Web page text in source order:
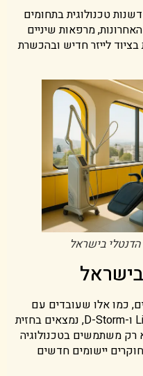
טכנולוגית בתחומים
מרפאות שיניים
לייזר חדיש ובהכשרת
הדנטלי בישראל
כמו אלו שעובדים עם
טכנולוגיות מתקדמות כמו LiteTouch ו-D-Storm, נמצאים בחזית
משתמשים בטכנולוגיה
יישומים חדשים